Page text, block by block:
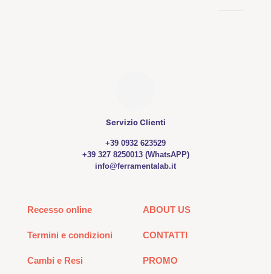
Servizio Clienti
+39 0932 623529
+39 327 8250013 (WhatsAPP)
info@ferramentalab.it
Recesso online
Termini e condizioni
Cambi e Resi
ABOUT US
CONTATTI
PROMO